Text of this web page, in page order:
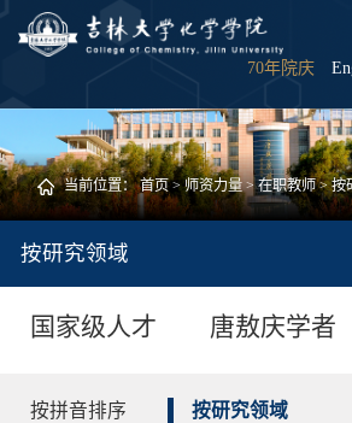
70年院庆
当前位置：首页>师资力量>在职教师>按
按研究领域
国家级人才 唐敖庆学者
按拼音排序 按研究领域